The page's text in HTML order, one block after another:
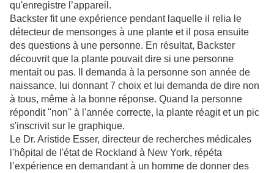
qu'enregistre l’appareil.
Backster fit une expérience pendant laquelle il relia le
détecteur de mensonges à une plante et il posa ensuite
des questions à une personne. En résultat, Backster
découvrit que la plante pouvait dire si une personne
mentait ou pas. Il demanda à la personne son année de
naissance, lui donnant 7 choix et lui demanda de dire non
à tous, même à la bonne réponse. Quand la personne
répondit ''non'' à l'année correcte, la plante réagit et un pic
s'inscrivit sur le graphique.
Le Dr. Aristide Esser, directeur de recherches médicales
l'hôpital de l'état de Rockland à New York, répéta
l’expérience en demandant à un homme de donner des